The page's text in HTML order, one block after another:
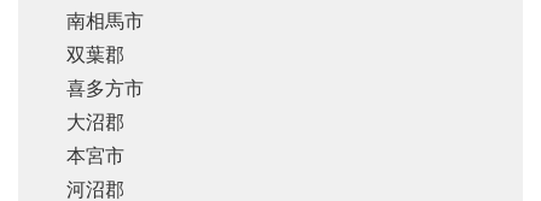
南相馬市
双葉郡
喜多方市
大沼郡
本宮市
河沼郡